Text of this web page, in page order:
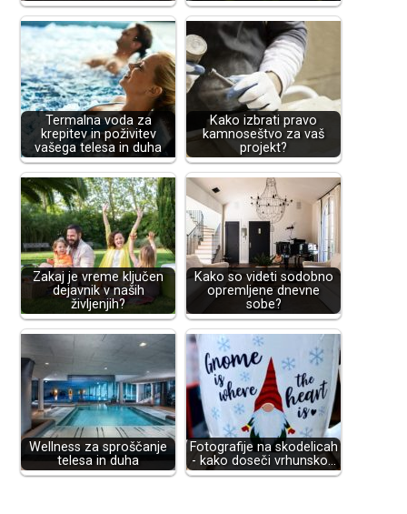
Termalna voda za
krepitev in poživitev
vašega telesa in duha
Kako izbrati pravo
kamnoseštvo za vaš
projekt?
Zakaj je vreme ključen
dejavnik v naših
življenjih?
Kako so videti sodobno
opremljene dnevne
sobe?
Wellness za sproščanje
telesa in duha
Fotografije na skodelicah
- kako doseči vrhunsko…